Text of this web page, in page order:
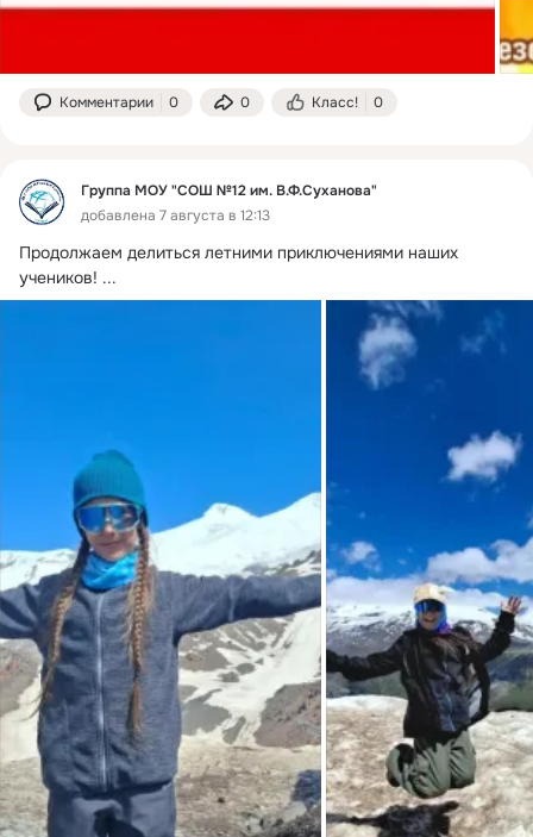
Комментарии 0 0 Класс! 0
Группа МОУ "СОШ №12 им. В.Ф.Суханова"
добавлена 7 августа в 12:13
Продолжаем делиться летними приключениями наших
учеников! ...